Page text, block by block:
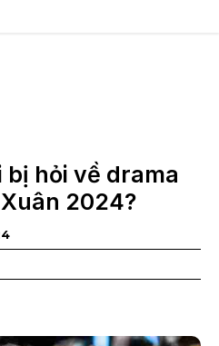
tin công nghệ
bị hỏi về drama
2024?